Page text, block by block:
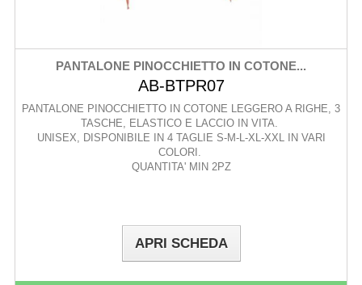
PANTALONE PINOCCHIETTO IN COTONE...
AB-BTPR07
PANTALONE PINOCCHIETTO IN COTONE LEGGERO A RIGHE, 3
TASCHE, ELASTICO E LACCIO IN VITA.
UNISEX, DISPONIBILE IN 4 TAGLIE S-M-L-XL-XXL IN VARI
COLORI.
QUANTITA' MIN 2PZ
APRI SCHEDA